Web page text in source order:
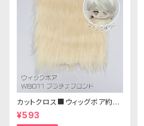
カットクロス■ウィッグボア約8c
m(プラチナブロンド)WB011 ボ
ア生地 25cm × 45cm
¥593